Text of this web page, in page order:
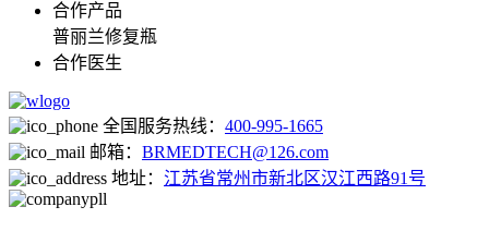
合作产品
普丽兰修复瓶
合作医生
全国服务热线： 400-995-1665
邮箱： BRMEDTECH@126.com
地址： 江苏省常州市新北区汉江西路91号